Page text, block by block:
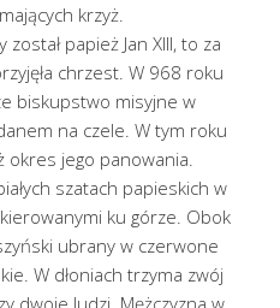
krzyż.
papież Jan XIII, to za
chrzest. W 968 roku
biskupstwo misyjne w
na czele. W tym roku
okres jego panowania.
szatach papieskich w
ku górze. Obok
ubrany w czerwone
W dłoniach trzyma zwój